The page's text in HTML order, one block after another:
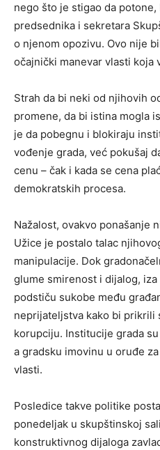
nego što je stigao da
predsednika i sekretara
o njenom opozivu. Ovo nije
očajnički manevar vlasti koja
Strah da bi neki od njihovih
promene, da bi istina mogla
je da pobegnu i blokiraju
vođenje grada, već pokušaj
cenu – čak i kada se cena
demokratskih procesa.
Nažalost, ovakvo ponašanje
Užice je postalo talac
manipulacije. Dok
glume smirenost i dijalog,
podstiču sukobe među
neprijateljstva kako bi prikrili
korupciju. Institucije grada
a gradsku imovinu u oruđe
vlasti.
Posledice takve politike
ponedeljak u skupštinskoj
konstruktivnog dijaloga